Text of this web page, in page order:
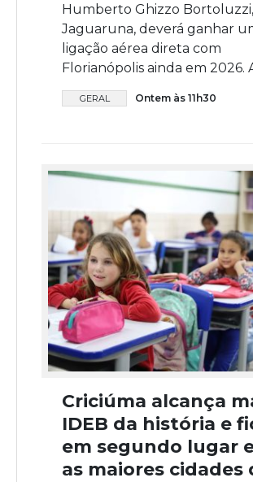
Humberto Ghizzo
Jaguaruna, deverá ganhar
ligação aérea direta com
Florianópolis ainda em 2026.
GERAL Ontem às 11h30
Criciúma alcança
IDEB da história e
em segundo lugar
as maiores cidades